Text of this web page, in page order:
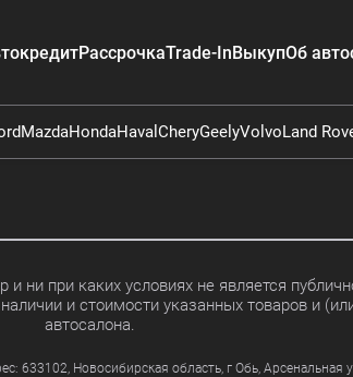
РассрочкаTrade-InВыкупОб
MazdaHondaHaval CheryGeelyVolvoLand
ни при каких условиях не является
и стоимости указанных товаров и
автосалона.
Новосибирская область, г Обь, Арсенальная